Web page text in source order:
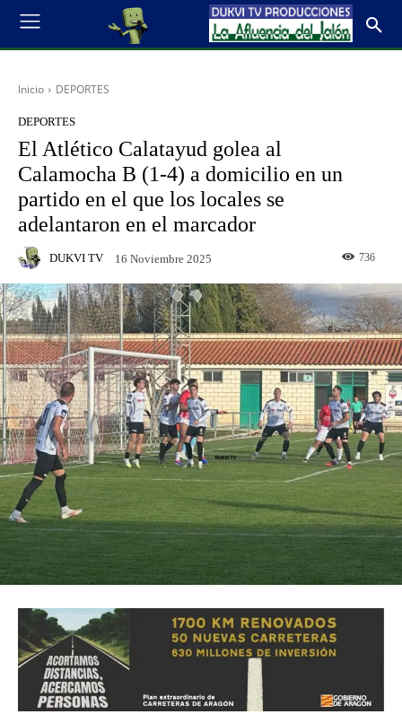
Inicio DEPORTES
DEPORTES
El Atlético Calatayud golea al
Calamocha B (1-4) a domicilio en un
partido en el que los locales se
adelantaron en el marcador
DUKVI TV 16 Noviembre 2025 736